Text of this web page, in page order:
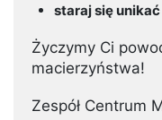
staraj się
Życzymy Ci
macierzyństwa!
Zespół Centrum